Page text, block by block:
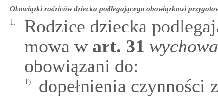
Obowiązki rodziców dziecka podlegającego obowiązkowi
1.
Rodzice dziecka
mowa wart. 31
obowiązani do:
1)
dopełnienia czynności